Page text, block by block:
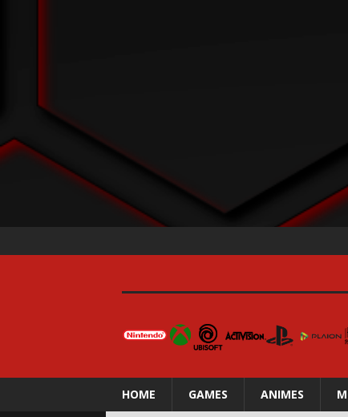
HOME GAMES ANIMES